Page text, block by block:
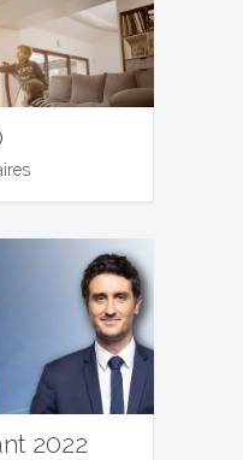
2022